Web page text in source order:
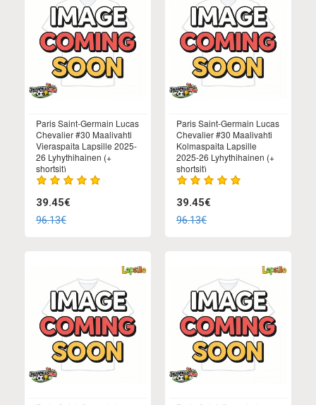
Paris Saint-Germain Lucas
Chevalier #30 Maalivahti
Vieraspaita Lapsille 2025-
26 Lyhythihainen (+
shortsit)
39.45€
96.13€
Paris Saint-Germain Lucas
Chevalier #30 Maalivahti
Kolmaspaita Lapsille
2025-26 Lyhythihainen (+
shortsit)
39.45€
96.13€